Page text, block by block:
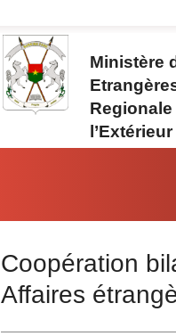
Ministère
l’Extérieur
Coopération
Affaires